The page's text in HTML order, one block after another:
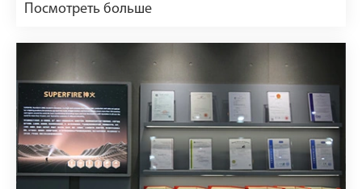
Посмотреть больше